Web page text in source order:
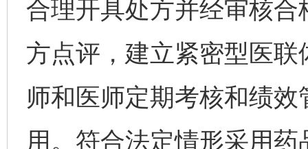
合理开具处方并经审核
方点评，建立紧密型医
师和医师定期考核和绩
用。符合法定情形采用